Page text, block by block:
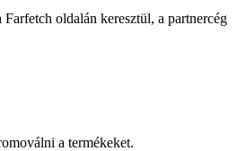
oldalán keresztül, a partnercég
a termékeket.